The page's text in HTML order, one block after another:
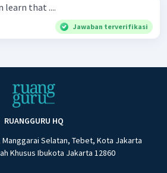
learn that ....
Jawaban terverifikasi
RUANGGURU HQ
Manggarai Selatan, Tebet, Kota Jakarta
Khusus Ibukota Jakarta 12860